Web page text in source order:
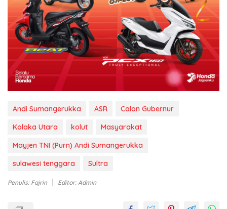
Andi Sumangerukka ASR
Calon Gubernur
Kolaka Utara
kolut
Masyarakat
Mayjen TNI (Purn) Andi Sumangerukka
sulawesi tenggara
Sultra
Penulis: Fajrin Editor: Admin